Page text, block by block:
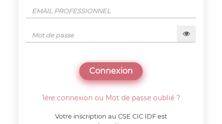
Connexion
1ère connexion ou Mot de passe oublié ?
Votre inscription au CSE CIC IDF est